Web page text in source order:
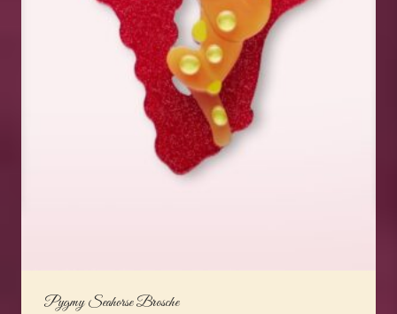
Pygmy Seahorse Brosche